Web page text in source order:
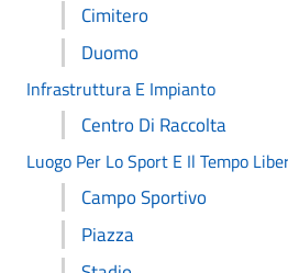
Cimitero
Duomo
Infrastruttura E Impianto
Centro Di Raccolta
Luogo Per Lo Sport E Il Tempo
Campo Sportivo
Piazza